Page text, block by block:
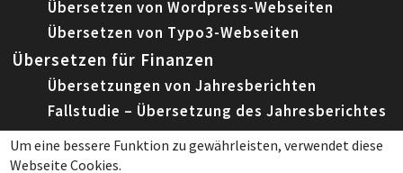
Übersetzen von Wordpress-Webseiten
Übersetzen von Typo3-Webseiten
Übersetzen für Finanzen
Übersetzungen von Jahresberichten
Fallstudie – Übersetzung des Jahresberichtes
Um eine bessere Funktion zu gewährleisten, verwendet diese
Webseite Cookies.